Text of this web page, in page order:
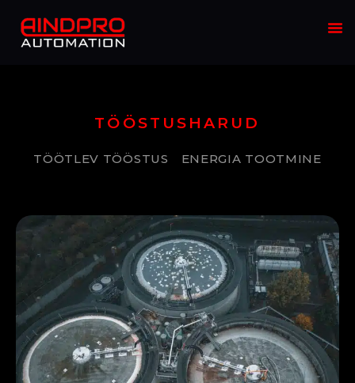
TÖÖSTUSHARUD
TÖÖTLEV TÖÖSTUS ENERGIA TOOTMINE